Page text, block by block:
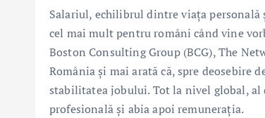
Salariul, echilibrul dintre viața personală
cel mai mult pentru români când vine
Boston Consulting Group (BCG), The
România și mai arată că, spre deosebire
stabilitatea jobului. Tot la nivel global,
profesională și abia apoi remunerația.